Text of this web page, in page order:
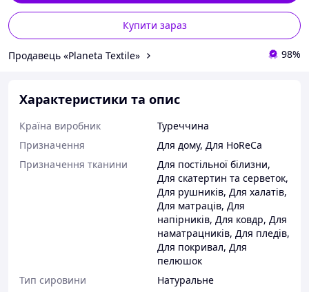
Купити зараз
Продавець «Planeta Textile» 98%
Характеристики та опис
Країна виробник
Туреччина
Призначення
Для дому, Для HoReCa
Призначення тканини
Для постільної білизни,
Для скатертин та серветок,
Для рушників, Для халатів,
Для матраців, Для
напірників, Для ковдр, Для
наматрацників, Для пледів,
Для покривал, Для
пелюшок
Тип сировини
Натуральне